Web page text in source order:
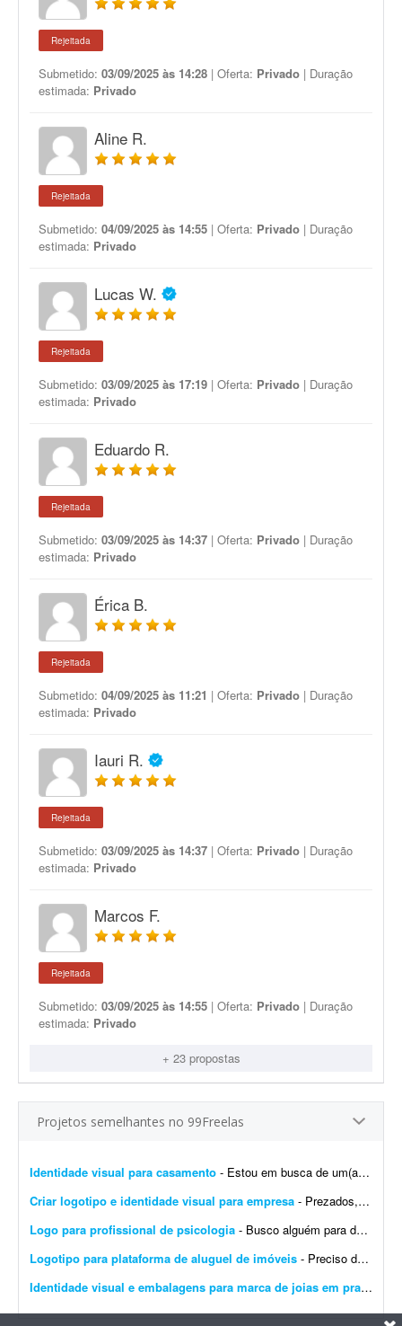
Rejeitada
Submetido: 03/09/2025 às 14:28 | Oferta: Privado | Duração
estimada: Privado
Aline R.
Rejeitada
Submetido: 04/09/2025 às 14:55 | Oferta: Privado | Duração
estimada: Privado
Lucas W.
Rejeitada
Submetido: 03/09/2025 às 17:19 | Oferta: Privado | Duração
estimada: Privado
Eduardo R.
Rejeitada
Submetido: 03/09/2025 às 14:37 | Oferta: Privado | Duração
estimada: Privado
Érica B.
Rejeitada
Submetido: 04/09/2025 às 11:21 | Oferta: Privado | Duração
estimada: Privado
Iauri R.
Rejeitada
Submetido: 03/09/2025 às 14:37 | Oferta: Privado | Duração
estimada: Privado
Marcos F.
Rejeitada
Submetido: 03/09/2025 às 14:55 | Oferta: Privado | Duração
estimada: Privado
+ 23 propostas
Projetos semelhantes no 99Freelas
Identidade visual para casamento - Estou em busca de um(a) designer para desenvolver a identidade visual para o meu casamento. O estilo será inspirado no universo medieval/encantado; temos como referência O Senhor dos A...
Criar logotipo e identidade visual para empresa - Prezados, tenho uma pessoa em mente para o trabalho e a direcionarei a este projeto. Trata-se da criação de logotipo e identidade visual para a empresa do agronegócio Agromation.
Logo para profissional de psicologia - Busco alguém para desenvolver uma identidade visual para meu instagram como profissional de psicologia.
Logotipo para plataforma de aluguel de imóveis - Preciso de um designer para produzir os arquivos finais de um logotipo já 100% definido. Não é um trabalho de criação ou conceito - o logotipo, as cores, a tipogr...
Identidade visual e embalagens para marca de joias em prata-